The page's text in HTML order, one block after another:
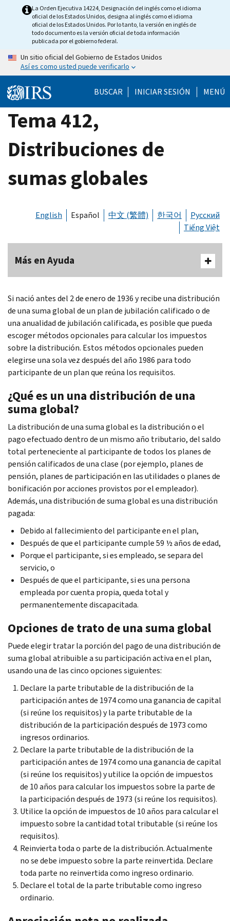
La Orden Ejecutiva 14224, Designación del inglés como el idioma
oficial de los Estados Unidos, designa al inglés como el idioma
oficial de los Estados Unidos. Por lo tanto, la versión en inglés de
todo documento es la versión oficial de toda información
publicada por el gobierno federal.
Un sitio oficial del Gobierno de Estados Unidos
Así es como usted puede verificarlo
BUSCAR INICIAR SESIÓN MENÚ
Tema 412,
Distribuciones de
sumas globales
English Español 中文 (繁體) 한국어
Русский
Tiếng Việt
Más en Ayuda
Si nació antes del 2 de enero de 1936 y recibe una distribución
de una suma global de un plan de jubilación calificado o de
una anualidad de jubilación calificada, es posible que pueda
escoger métodos opcionales para calcular los impuestos
sobre la distribución. Estos métodos opcionales pueden
elegirse una sola vez después del año 1986 para todo
participante de un plan que reúna los requisitos.
¿Qué es un una distribución de una
suma global?
La distribución de una suma global es la distribución o el
pago efectuado dentro de un mismo año tributario, del saldo
total perteneciente al participante de todos los planes de
pensión calificados de una clase (por ejemplo, planes de
pensión, planes de participación en las utilidades o planes de
bonificación por acciones provistos por el empleador).
Además, una distribución de suma global es una distribución
pagada:
Debido al fallecimiento del participante en el plan,
Después de que el participante cumple 59 ½ años de edad,
Porque el participante, si es empleado, se separa del
servicio, o
Después de que el participante, si es una persona
empleada por cuenta propia, queda total y
permanentemente discapacitada.
Opciones de trato de una suma global
Puede elegir tratar la porción del pago de una distribución de
suma global atribuible a su participación activa en el plan,
usando una de las cinco opciones siguientes:
Declare la parte tributable de la distribución de la
participación antes de 1974 como una ganancia de capital
(si reúne los requisitos) y la parte tributable de la
distribución de la participación después de 1973 como
ingresos ordinarios.
Declare la parte tributable de la distribución de la
participación antes de 1974 como una ganancia de capital
(si reúne los requisitos) y utilice la opción de impuestos
de 10 años para calcular los impuestos sobre la parte de
la participación después de 1973 (si reúne los requisitos).
Utilice la opción de impuestos de 10 años para calcular el
impuesto sobre la cantidad total tributable (si reúne los
requisitos).
Reinvierta toda o parte de la distribución. Actualmente
no se debe impuesto sobre la parte reinvertida. Declare
toda parte no reinvertida como ingreso ordinario.
Declare el total de la parte tributable como ingreso
ordinario.